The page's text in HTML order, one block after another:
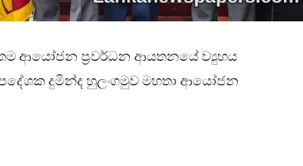
ආයෝජන ප්‍රවර්ධන ආයතනයේ ව්‍යුහය
දුමින්ද හුලංගමුව මහතා ආයෝජන